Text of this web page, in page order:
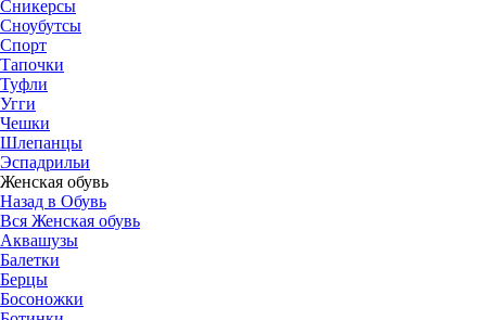
Сникерсы
Сноубутсы
Спорт
Тапочки
Туфли
Угги
Чешки
Шлепанцы
Эспадрильи
Женская обувь
Назад в Обувь
Вся Женская обувь
Аквашузы
Балетки
Берцы
Босоножки